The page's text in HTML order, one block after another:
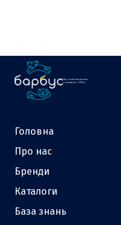
Ваш надійний партнер
у зоотоварах з 2000 р.
Головна
Про нас
Бренди
Каталоги
База знань